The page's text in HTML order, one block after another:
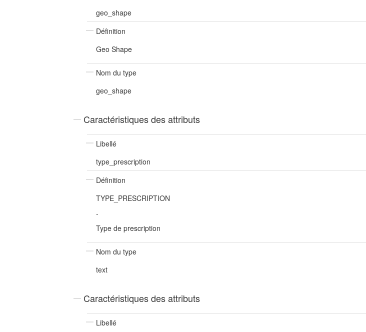
geo_shape
Définition
Geo Shape
Nom du type
geo_shape
Caractéristiques des attributs
Libellé
type_prescription
Définition
TYPE_PRESCRIPTION
-
Type de prescription
Nom du type
text
Caractéristiques des attributs
Libellé